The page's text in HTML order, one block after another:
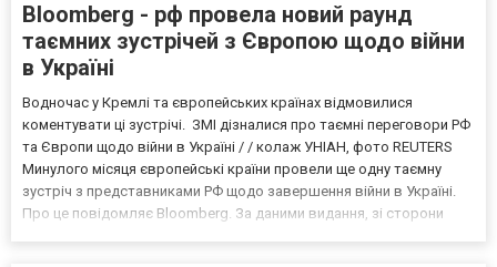
Bloomberg - рф провела новий раунд
таємних зустрічей з Європою щодо війни
в Україні
Водночас у Кремлі та європейських країнах відмовилися
коментувати ці зустрічі. ЗМІ дізналися про таємні переговори РФ
та Європи щодо війни в Україні / / колаж УНІАН, фото REUTERS
Минулого місяця європейські країни провели ще одну таємну
зустріч з представниками РФ щодо завершення війни в Україні.
Про це повідомляє Bloomberg. За даними видання, зі сторони